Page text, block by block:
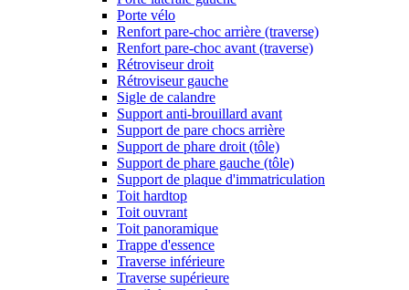
Porte vélo
Renfort pare-choc arrière (traverse)
Renfort pare-choc avant (traverse)
Rétroviseur droit
Rétroviseur gauche
Sigle de calandre
Support anti-brouillard avant
Support de pare chocs arrière
Support de phare droit (tôle)
Support de phare gauche (tôle)
Support de plaque d'immatriculation
Toit hardtop
Toit ouvrant
Toit panoramique
Trappe d'essence
Traverse inférieure
Traverse supérieure